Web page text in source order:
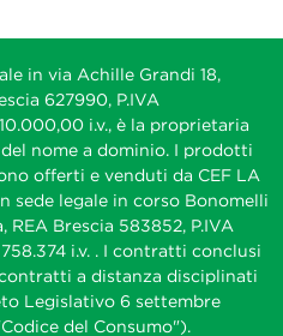
in via Achille Grandi 18,
627990, P.IVA
i.v., è la proprietaria
nome a dominio. I prodotti
offerti e venduti da CEF LA
sede legale in corso Bonomelli
REA Brescia 583852, P.IVA
i.v. . I contratti conclusi
a distanza disciplinati
Legislativo 6 settembre
del Consumo").